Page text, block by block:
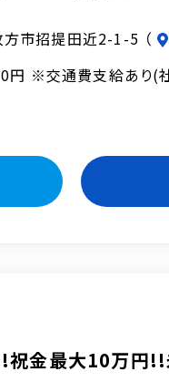
市招提田近2-1-5 （
円 ※交通費支給あり(
祝金最大10万円!!